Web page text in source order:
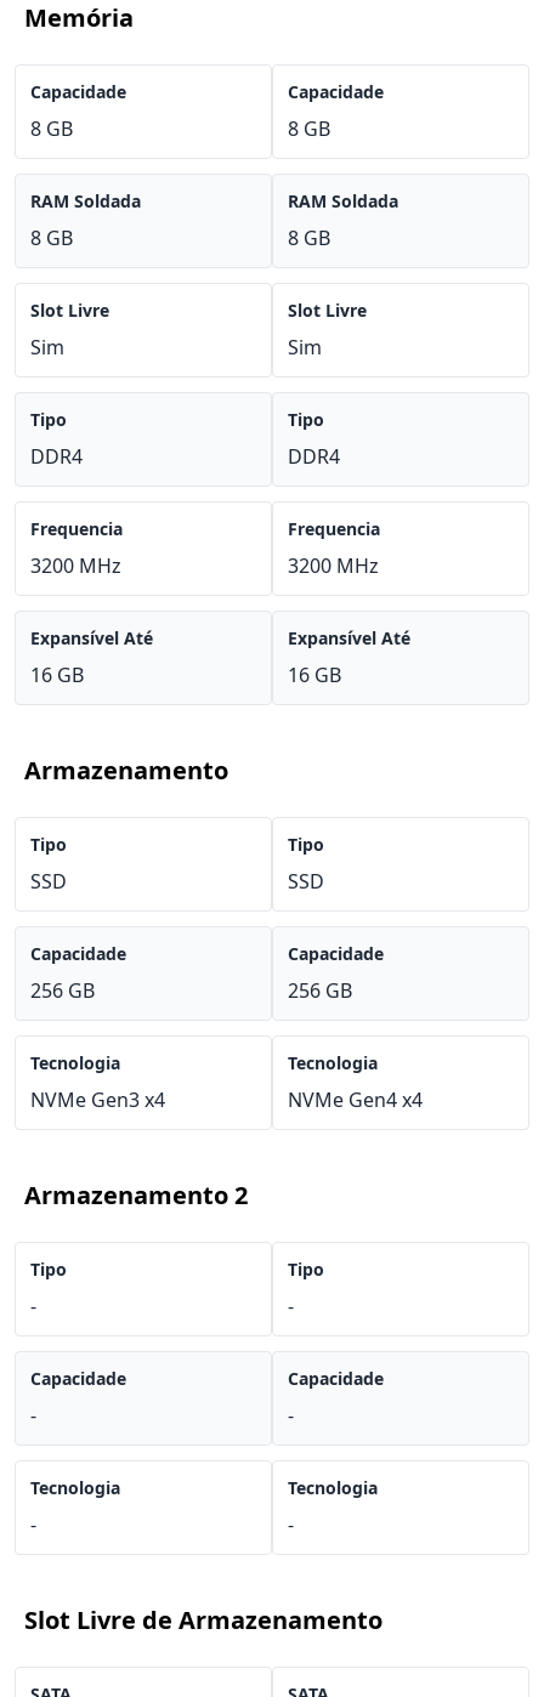
Memória
Capacidade
8 GB
RAM Soldada
8 GB
Slot Livre
Sim
Tipo
DDR4
Frequencia
3200 MHz
Expansível Até
16 GB
Capacidade
8 GB
RAM Soldada
8 GB
Slot Livre
Sim
Tipo
DDR4
Frequencia
3200 MHz
Expansível Até
16 GB
Armazenamento
Tipo
SSD
Capacidade
256 GB
Tecnologia
NVMe Gen3 x4
Tipo
SSD
Capacidade
256 GB
Tecnologia
NVMe Gen4 x4
Armazenamento 2
Tipo
-
Capacidade
-
Tecnologia
-
Tipo
-
Capacidade
-
Tecnologia
-
Slot Livre de Armazenamento